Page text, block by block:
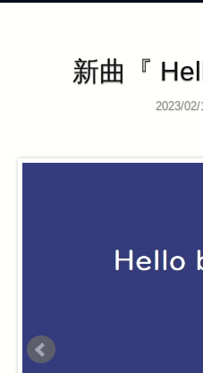
新曲『
2023/